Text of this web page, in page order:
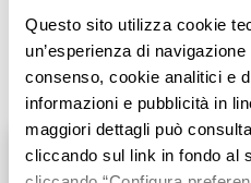
Questo sito utilizza cookie
un’esperienza di
consenso, cookie analitici e
informazioni e pubblicità in
maggiori dettagli può
cliccando sul link in fondo al
Gestione